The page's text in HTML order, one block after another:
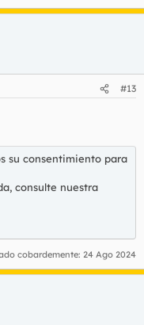
#13
su consentimiento para
consulte nuestra
cobardemente: 24 Ago 2024